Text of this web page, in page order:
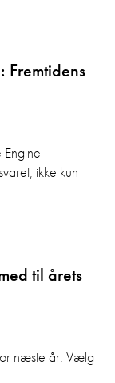
Fremtidens
ikke kun
til årets
næste år. Vælg